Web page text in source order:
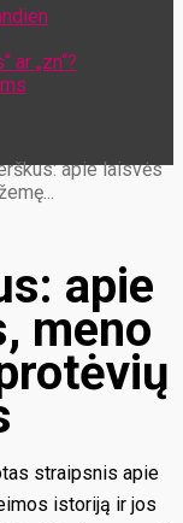
ar „zn“?
apie laisvės
apie
meno
straipsnis apie
istoriją ir jos